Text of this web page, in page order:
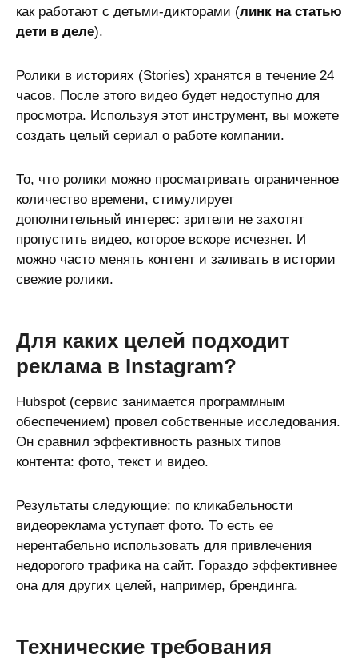
как работают с детьми-дикторами (линк на статью
дети в деле).
Ролики в историях (Stories) хранятся в течение 24
часов. После этого видео будет недоступно для
просмотра. Используя этот инструмент, вы можете
создать целый сериал о работе компании.
То, что ролики можно просматривать ограниченное
количество времени, стимулирует
дополнительный интерес: зрители не захотят
пропустить видео, которое вскоре исчезнет. И
можно часто менять контент и заливать в истории
свежие ролики.
Для каких целей подходит
реклама в Instagram?
Hubspot (сервис занимается программным
обеспечением) провел собственные исследования.
Он сравнил эффективность разных типов
контента: фото, текст и видео.
Результаты следующие: по кликабельности
видеореклама уступает фото. То есть ее
нерентабельно использовать для привлечения
недорогого трафика на сайт. Гораздо эффективнее
она для других целей, например, брендинга.
Технические требования